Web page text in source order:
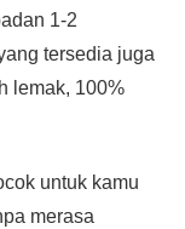
1-2
tersedia juga
lemak, 100%
untuk kamu
merasa